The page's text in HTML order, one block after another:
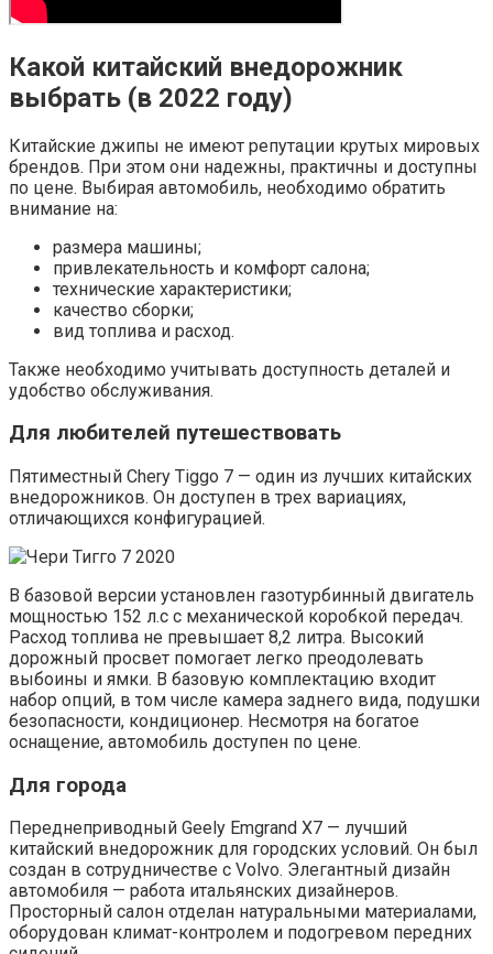
Какой китайский внедорожник
выбрать (в 2022 году)
Китайские джипы не имеют репутации крутых мировых
брендов. При этом они надежны, практичны и доступны
по цене. Выбирая автомобиль, необходимо обратить
внимание на:
размера машины;
привлекательность и комфорт салона;
технические характеристики;
качество сборки;
вид топлива и расход.
Также необходимо учитывать доступность деталей и
удобство обслуживания.
Для любителей путешествовать
Пятиместный Chery Tiggo 7 — один из лучших китайских
внедорожников. Он доступен в трех вариациях,
отличающихся конфигурацией.
В базовой версии установлен газотурбинный двигатель
мощностью 152 л.с с механической коробкой передач.
Расход топлива не превышает 8,2 литра. Высокий
дорожный просвет помогает легко преодолевать
выбоины и ямки. В базовую комплектацию входит
набор опций, в том числе камера заднего вида, подушки
безопасности, кондиционер. Несмотря на богатое
оснащение, автомобиль доступен по цене.
Для города
Переднеприводный Geely Emgrand X7 — лучший
китайский внедорожник для городских условий. Он был
создан в сотрудничестве с Volvo. Элегантный дизайн
автомобиля — работа итальянских дизайнеров.
Просторный салон отделан натуральными материалами,
оборудован климат-контролем и подогревом передних